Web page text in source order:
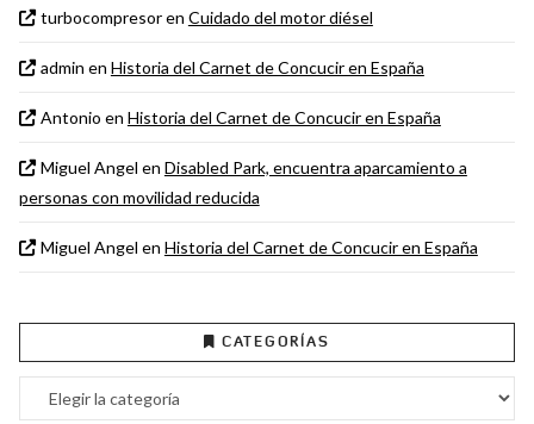
turbocompresoren Cuidado del motor diésel
admin en Historia del Carnet de Concucir en España
Antonio en Historia del Carnet de Concucir en España
Miguel Angel en Disabled Park, encuentra aparcamiento a
personas con movilidad reducida
Miguel Angel en Historia del Carnet de Concucir en España
CATEGORÍAS
Categorías